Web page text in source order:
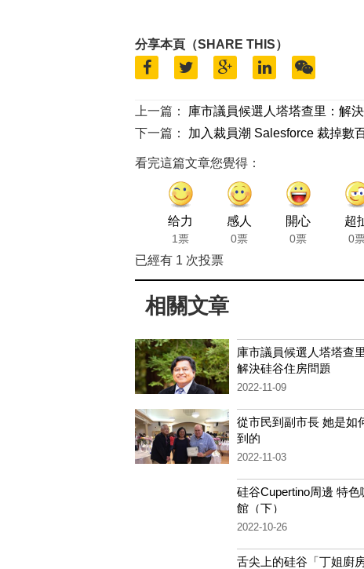
分享本頁（SHARE THIS）
上一篇：
庫市議員候選人塔塔查里：解
下一篇：
加入裁員潮 Salesforce 裁掉數
看完這篇文章您覺得：
给力
1票
感人
0票
開心
0票
超
0
已經有 1 次投票
相關文章
庫市議員候選人塔塔查
解決硅谷住房問題
2022-11-09
從市民到副市長 她是如
到的
2022-11-03
硅谷Cupertino周邊 特色
館（下）
2022-10-26
舌尖上的硅谷「丁姐廚